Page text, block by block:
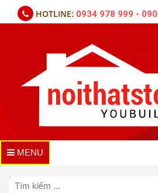
HOTLINE: 0934 978 999 -
MENU